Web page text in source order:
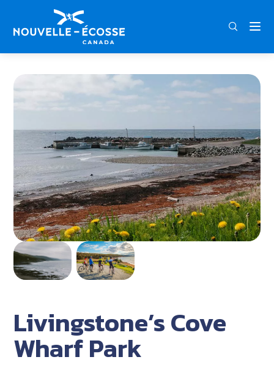
FRA
Home Livingstone’s Cove Wharf Park
Livingstone’s Cove
Wharf Park